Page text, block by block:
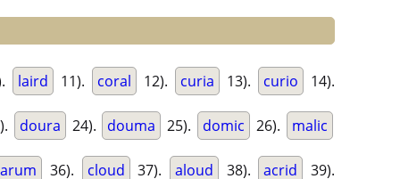
laird 11). coral 12). curia 13). curio 14).
doura 24). douma 25). domic 26). malic
36). cloud 37). aloud 38). acrid 39).